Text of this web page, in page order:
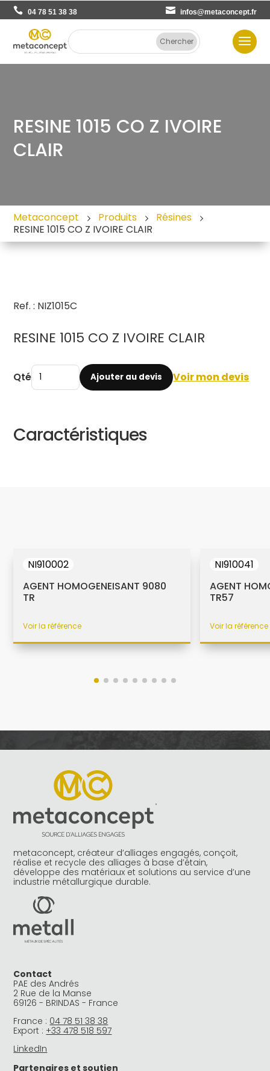
04 78 51 38 38 infos@metaconcept.fr
RESINE 1015 CO Z IVOIRE
CLAIR
Metaconcept Produits
Résines
RESINE 1015 CO Z IVOIRE CLAIR
Ref. : NIZ1015C
RESINE 1015 CO Z IVOIRE CLAIR
Qté Ajouter au devis Voir mon devis
Caractéristiques
NI910002
AGENT HOMOGENEISANT 9080
TR
Voir la référence
NI910041
AGENT
TR57
Voir la référence
metaconcept, créateur d’alliages engagés, conçoit,
réalise et recycle des alliages à base d’étain,
développe des matériaux et solutions au service d’une
industrie métallurgique durable.
Contact
PAE des Andrés
2 Rue de la Manse
69126 - BRINDAS - France
France : 04 78 51 38 38
Export : +33 478 518 597
LinkedIn
Partenaires et soutien